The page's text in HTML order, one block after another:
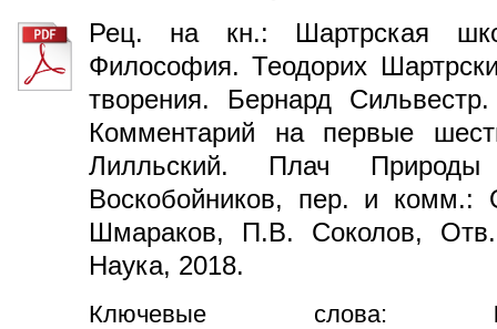
Рец. на кн.: Шартрская
Философия. Теодорих
творения. Бернард
Комментарий на первые
Лилльский. Плач
Воскобойников, пер. и комм.:
Шмараков, П.В. Соколов,
Наука, 2018.
Ключевые слова: